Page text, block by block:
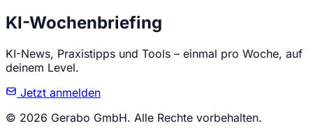
KI-Wochenbriefing
KI-News, Praxistipps und Tools – einmal pro Woche, auf
deinem Level.
Jetzt anmelden
© 2026 Gerabo GmbH. Alle Rechte vorbehalten.